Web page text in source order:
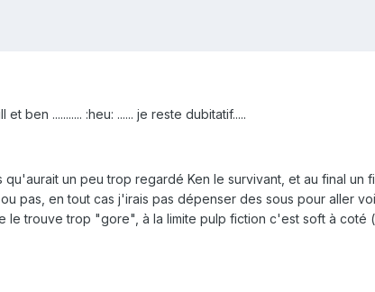
ben ........... :heu: ...... je reste dubitatif.....
qu'aurait un peu trop regardé Ken le survivant, et au final un
pas, en tout cas j'irais pas dépenser des sous pour aller
le trouve trop "gore", à la limite pulp fiction c'est soft à coté